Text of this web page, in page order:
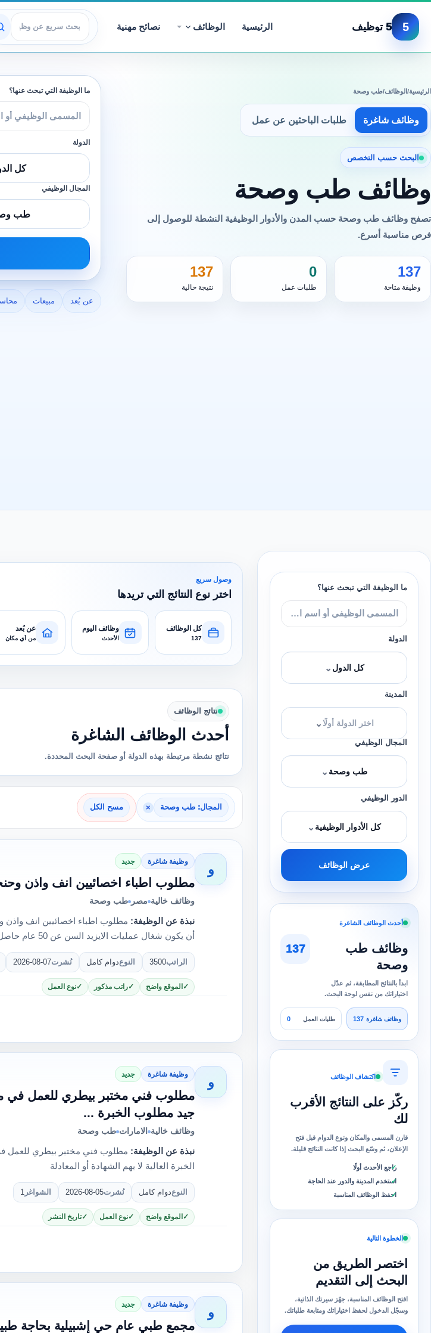
5 5 توظيف الرئيسية الوظائف نصائح مهنية
عرض الوظائف
الرئيسية/الوظائف/طب وصحة
وظائف شاغرة طلبات الباحثين عن عمل
البحث حسب التخصص
وظائف طب وصحة
تصفح وظائف طب وصحة حسب المدن والأدوار الوظيفية النشطة للوصول إلى
فرص مناسبة أسرع.
137
وظيفة متاحة
0
طلبات عمل
137
نتيجة حالية
ما الوظيفة التي تبحث عنها؟
الدولة
كل
المجال الوظيفي
طب
عن بُعد مبيعات
ما الوظيفة التي تبحث عنها؟
الدولة
كل الدول ⌄
المدينة
اختر الدولة أولًا⌄
المجال الوظيفي
طب وصحة ⌄
الدور الوظيفي
كل الأدوار الوظيفية ⌄
عرض الوظائف
أحدث الوظائف الشاغرة
وظائف طب
وصحة
ابدأ بالنتائج المطابقة، ثم عدّل
اختياراتك من نفس لوحة البحث.
137
وظائف شاغرة 137 طلبات العمل 0
اكتشاف الوظائف
ركّز على النتائج الأقرب
لك
قارن المسمى والمكان ونوع الدوام قبل فتح
الإعلان، ثم وسّع البحث إذا كانت النتائج قليلة.
راجع الأحدث أولًا
استخدم المدينة والدور عند الحاجة
احفظ الوظائف المناسبة
الخطوة التالية
اختصر الطريق من
البحث إلى التقديم
افتح الوظائف المناسبة، جهّز سيرتك الذاتية،
وسجّل الدخول لحفظ اختياراتك ومتابعة طلباتك.
وصول سريع
اختر نوع النتائج التي تريدها
كل الوظائف
137
وظائف اليوم
الأحدث
عن بُعد
من أي مكان
نتائج الوظائف
أحدث الوظائف الشاغرة
نتائج نشطة مرتبطة بهذه الدولة أو صفحة البحث المحددة.
المجال: طب وصحة × مسح الكل
و
وظيفة شاغرة جديد
مطلوب اطباء اخصائيين انف واذن
وظائف خالية مصر طب وصحة
نبذة عن الوظيفة: مطلوب اطباء اخصائيين انف
أن يكون شغال عمليات الايزيد السن عن 50 عام حاصل على البروميت…
الراتب3500 النوعدوام كامل نُشرت2026-08-07
الموقع واضح راتب مذكور نوع العمل
و
وظيفة شاغرة جديد
مطلوب فني مختبر بيطري للعمل في
جيد مطلوب الخبرة ...
وظائف خالية الامارات طب وصحة
نبذة عن الوظيفة: مطلوب فني مختبر بيطري للعمل
الخبرة العالية لا يهم الشهادة أو المعادلة
النوعدوام كامل نُشرت2026-08-05 الشواغر 1
الموقع واضح نوع العمل تاريخ النشر
و
وظيفة شاغرة جديد
مجمع طبي عام حي إشبيلية بحاجة